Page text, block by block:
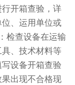
开箱查验，详
、运用单位或
检查设备在运输
、技术材料等
设备开箱查验
出现不合格现